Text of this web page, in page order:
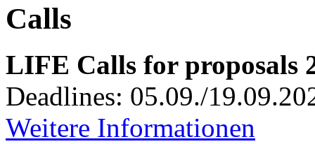
Calls
LIFE Calls for proposals
Deadlines: 05.09./
Weitere Informationen